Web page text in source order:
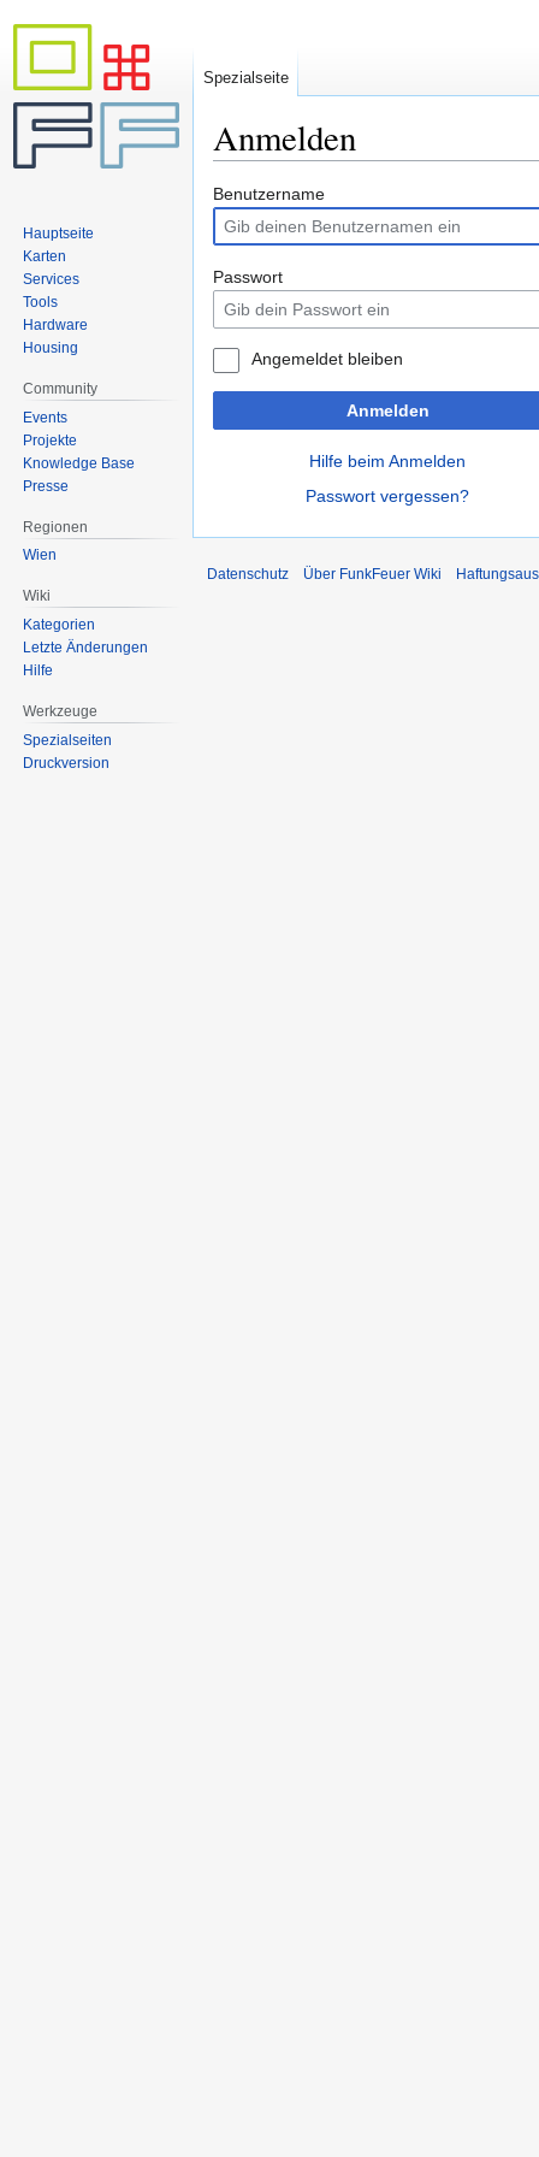
Anmelden
Zur
Navigation
springen
Zur
Suche
springen
Benutzername
Passwort
Angemeldet bleiben
Anmelden
Hilfe beim Anmelden
Passwort vergessen?
Spezialseite
Hauptseite
Karten
Services
Tools
Hardware
Housing
Community
Events
Projekte
Knowledge Base
Presse
Regionen
Wien
Wiki
Kategorien
Letzte Änderungen
Hilfe
Werkzeuge
Spezialseiten
Druckversion
Datenschutz Über FunkFeuer Wiki